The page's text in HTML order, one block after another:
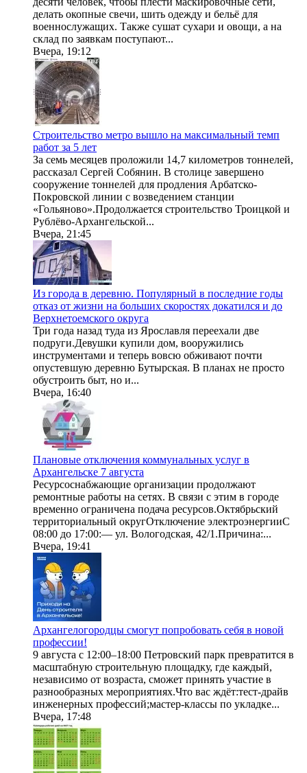
делать окопные свечи, шить одежду и бельё для
военнослужащих. Также сушат сухари и овощи, а на
склад по заявкам поступают...
Вчера, 19:12
Строительство метро вышло на максимальный темп
работ за 5 лет
За семь месяцев проложили 14,7 километров тоннелей,
рассказал Сергей Собянин. В столице завершено
сооружение тоннелей для продления Арбатско-
Покровской линии с возведением станции
«Гольяново».Продолжается строительство Троицкой и
Рублёво-Архангельской...
Вчера, 21:45
Из города в деревню. Популярный в последние годы
отказ от жизни на больших скоростях докатился и до
Верхнетоемского округа
Три года назад туда из Ярославля переехали две
подруги.Девушки купили дом, вооружились
инструментами и теперь вовсю обживают почти
опустевшую деревню Бутырская. В планах не просто
обустроить быт, но и...
Вчера, 16:40
Плановые отключения коммунальных услуг в
Архангельске 7 августа
Ресурсоснабжающие организации продолжают
ремонтные работы на сетях. В связи с этим в городе
временно ограничена подача ресурсов.Октябрьский
территориальный округОтключение электроэнергииС
08:00 до 17:00:— ул. Вологодская, 42/1.Причина:...
Вчера, 19:41
Архангелогородцы смогут попробовать себя в новой
профессии!
9 августа с 12:00–18:00 Петровский парк превратится в
масштабную строительную площадку, где каждый,
независимо от возраста, сможет принять участие в
разнообразных мероприятиях.Что вас ждёт:тест-драйв
инженерных профессий;мастер-классы по укладке...
Вчера, 17:48